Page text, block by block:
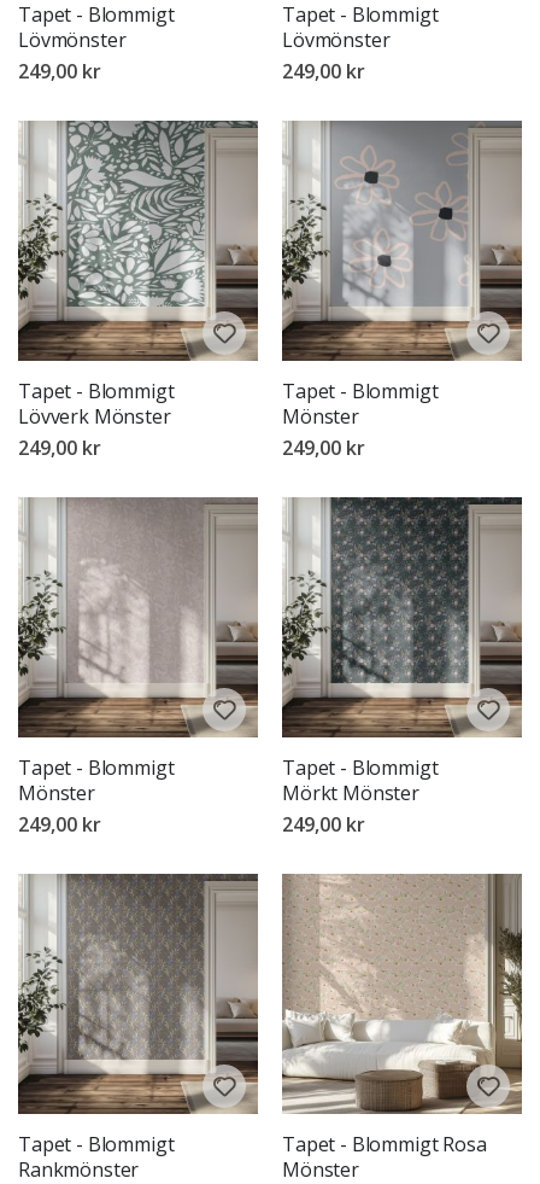
Tapet - Blommigt
Lövmönster
249,00 kr
Tapet - Blommigt
Lövmönster
249,00 kr
Tapet - Blommigt
Lövverk Mönster
249,00 kr
Tapet - Blommigt
Mönster
249,00 kr
Tapet - Blommigt
Mönster
249,00 kr
Tapet - Blommigt
Mörkt Mönster
249,00 kr
Tapet - Blommigt
Rankmönster
Tapet - Blommigt Rosa
Mönster